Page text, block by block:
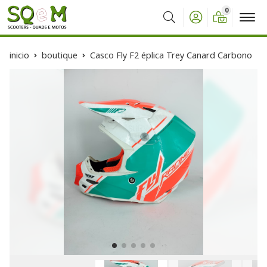
Buscar
0
inicio boutique Casco Fly F2 éplica Trey Canard Carbono